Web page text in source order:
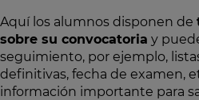
Aquí los alumnos disponen de
sobre su convocatoria y
seguimiento, por ejemplo,
definitivas, fecha de examen,
información importante para